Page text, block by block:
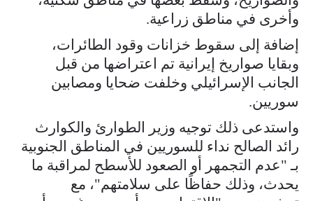
وأخرى في مناطق زراعية.
إضافة إلى سقوط خزانات وقود الطائرات،
وبقايا صواريخ إيرانية تم اعتراضها من قبل
الجانب الإسرائيلي وخلفت ضحايا ومصابين
سوريين.
واستدعى ذلك توجيه وزير الطوارئ والكوارث
رائد الصالح نداء للسوريين في المناطق الجنوبية
بـ "عدم التجمهر أو الصعود للأسطح لمراقبة ما
يحدث، وذلك حفاظًا على سلامتهم"، مع